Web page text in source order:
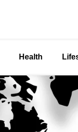
Health